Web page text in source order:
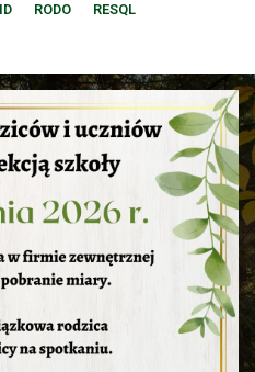
RODO RESQL